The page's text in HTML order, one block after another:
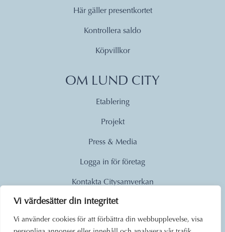
Vi värdesätter din integritet
Vi använder cookies för att förbättra din webbupplevelse, visa
Här gäller presentkortet
Kontrollera saldo
Köpvillkor
OM LUND CITY
Etablering
Projekt
Press & Media
Logga in för företag
Kontakta Citysamverkan